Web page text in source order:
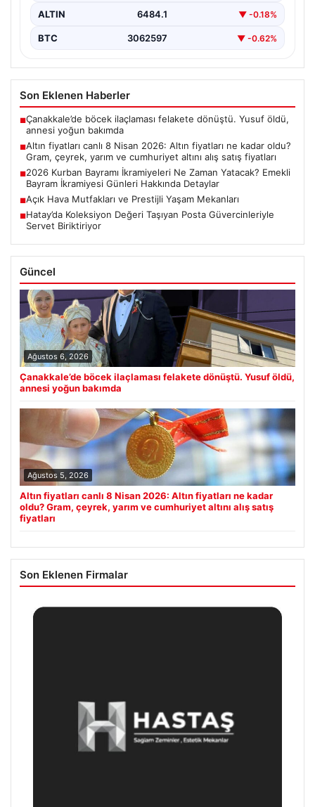
ALTIN 6484.1 ▼ -0.18%
BTC 3062597 ▼ -0.62%
Son Eklenen Haberler
■Çanakkale’de böcek ilaçlaması felakete dönüştü. Yusuf öldü,
annesi yoğun bakımda
■Altın fiyatları canlı 8 Nisan 2026: Altın fiyatları ne kadar oldu?
Gram, çeyrek, yarım ve cumhuriyet altını alış satış fiyatları
■2026 Kurban Bayramı İkramiyeleri Ne Zaman Yatacak? Emekli
Bayram İkramiyesi Günleri Hakkında Detaylar
■Açık Hava Mutfakları ve Prestijli Yaşam Mekanları
■Hatay’da Koleksiyon Değeri Taşıyan Posta Güvercinleriyle
Servet Biriktiriyor
Güncel
Ağustos 6, 2026
Çanakkale’de böcek ilaçlaması felakete dönüştü. Yusuf öldü,
annesi yoğun bakımda
Ağustos 5, 2026
Altın fiyatları canlı 8 Nisan 2026: Altın fiyatları ne kadar
oldu? Gram, çeyrek, yarım ve cumhuriyet altını alış satış
fiyatları
Son Eklenen Firmalar